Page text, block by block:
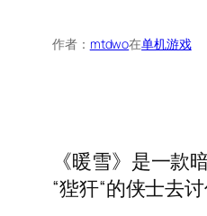
作者： mtdwo在单机游戏
《暖雪》是一
“狴犴“的侠士去